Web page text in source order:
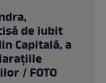
de iubit
Capitală, a
/ FOTO